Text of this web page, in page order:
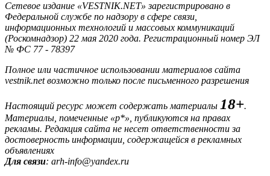
Сетевое издание «VESTNIK.NET» зарегистрировано в
Федеральной службе по надзору в сфере связи,
информационных технологий и массовых коммуникаций
(Роскомнадзор) 22 мая 2020 года. Регистрационный номер ЭЛ
№ ФС 77 - 78397
Полное или частичное использовании материалов сайта
vestnik.net возможно только после письменного разрешения
Настоящий ресурс может содержать материалы 18+.
Материалы, помеченные «р*», публикуются на правах
рекламы. Редакция сайта не несет ответственности за
достоверность информации, содержащейся в рекламных
объявлениях
Для связи: arh-info@yandex.ru